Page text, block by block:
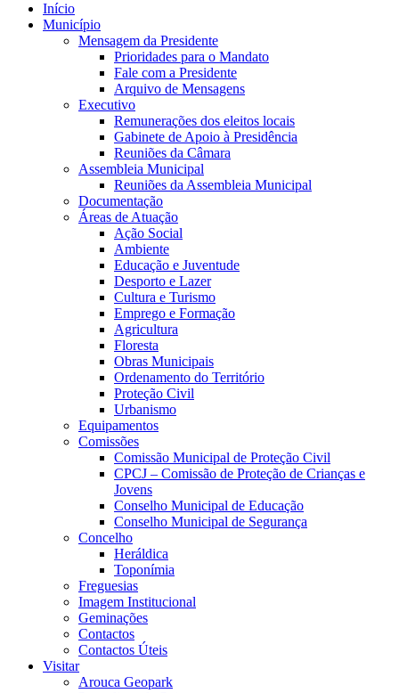
Início
Município
Mensagem da Presidente
Prioridades para o Mandato
Fale com a Presidente
Arquivo de Mensagens
Executivo
Remunerações dos eleitos locais
Gabinete de Apoio à Presidência
Reuniões da Câmara
Assembleia Municipal
Reuniões da Assembleia Municipal
Documentação
Áreas de Atuação
Ação Social
Ambiente
Educação e Juventude
Desporto e Lazer
Cultura e Turismo
Emprego e Formação
Agricultura
Floresta
Obras Municipais
Ordenamento do Território
Proteção Civil
Urbanismo
Equipamentos
Comissões
Comissão Municipal de Proteção Civil
CPCJ – Comissão de Proteção de Crianças e
Jovens
Conselho Municipal de Educação
Conselho Municipal de Segurança
Concelho
Heráldica
Toponímia
Freguesias
Imagem Institucional
Geminações
Contactos
Contactos Úteis
Visitar
Arouca Geopark